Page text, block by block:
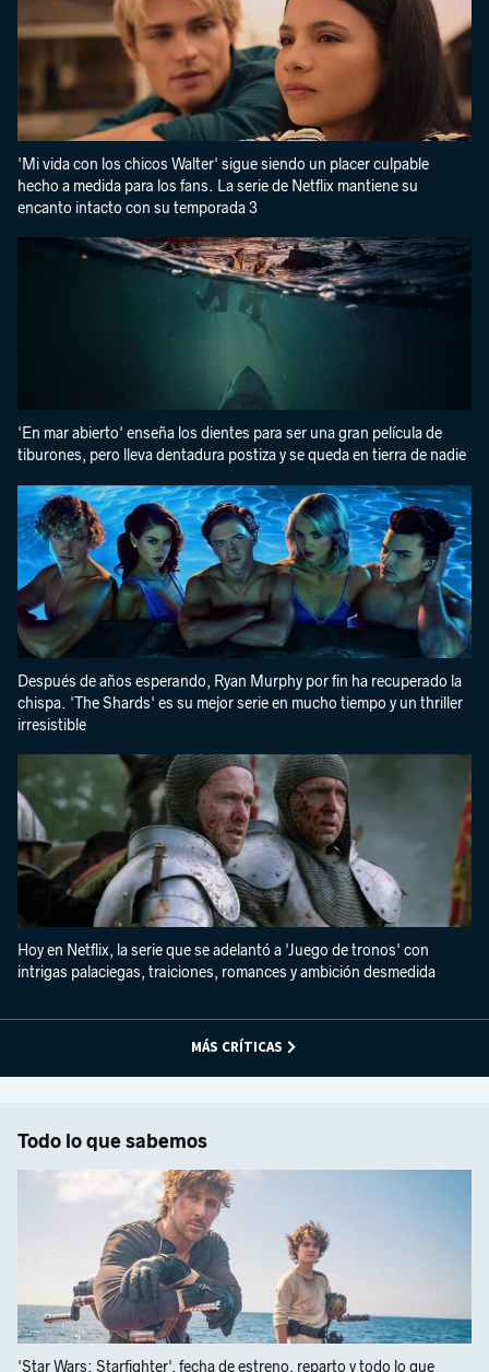
'Mi vida con los chicos Walter' sigue siendo un placer culpable
hecho a medida para los fans. La serie de Netflix mantiene su
encanto intacto con su temporada 3
'En mar abierto' enseña los dientes para ser una gran película de
tiburones, pero lleva dentadura postiza y se queda en tierra de nadie
Después de años esperando, Ryan Murphy por fin ha recuperado la
chispa. 'The Shards' es su mejor serie en mucho tiempo y un thriller
irresistible
Hoy en Netflix, la serie que se adelantó a 'Juego de tronos' con
intrigas palaciegas, traiciones, romances y ambición desmedida
MÁS CRÍTICAS
Todo lo que sabemos
'Star Wars: Starfighter', fecha de estreno, reparto y todo lo que